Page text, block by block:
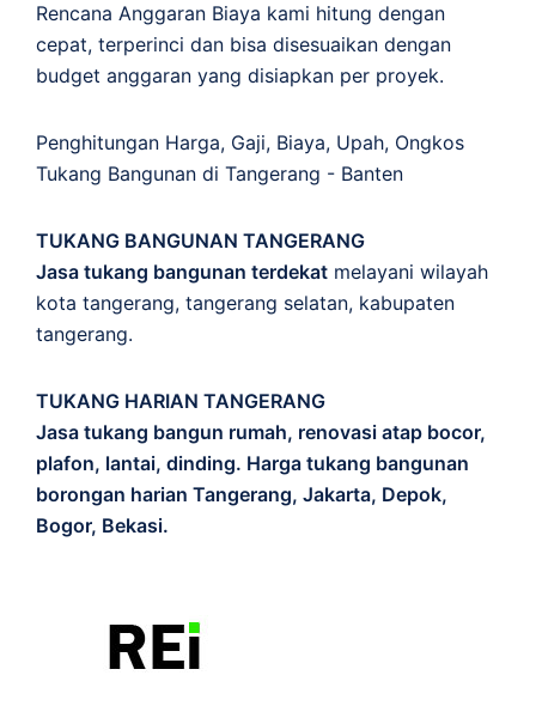
Rencana Anggaran Biaya kami hitung dengan
cepat, terperinci dan bisa disesuaikan dengan
budget anggaran yang disiapkan per proyek.
Penghitungan Harga, Gaji, Biaya, Upah, Ongkos
Tukang Bangunan di Tangerang - Banten
TUKANG BANGUNAN TANGERANG
Jasa tukang bangunan terdekat melayani wilayah
kota tangerang, tangerang selatan, kabupaten
tangerang.
TUKANG HARIAN TANGERANG
Jasa tukang bangun rumah, renovasi atap bocor,
plafon, lantai, dinding. Harga tukang bangunan
borongan harian Tangerang, Jakarta, Depok,
Bogor, Bekasi.